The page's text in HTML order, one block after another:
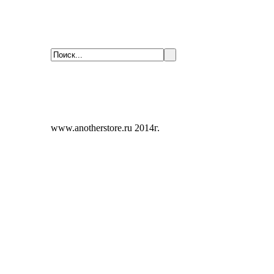
www.anotherstore.ru 2014г.